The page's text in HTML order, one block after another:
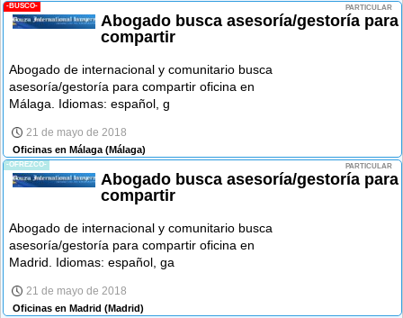
-BUSCO- PARTICULAR
Abogado busca asesoría/gestoría para
compartir
Abogado de internacional y comunitario busca
asesoría/gestoría para compartir oficina en
Málaga. Idiomas: español, g
21 de mayo de 2018
Oficinas en Málaga (Málaga)
-OFREZCO- PARTICULAR
Abogado busca asesoría/gestoría para
compartir
Abogado de internacional y comunitario busca
asesoría/gestoría para compartir oficina en
Madrid. Idiomas: español, ga
21 de mayo de 2018
Oficinas en Madrid (Madrid)